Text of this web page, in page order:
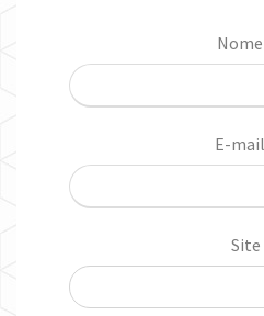
Nome
E-mail
Site